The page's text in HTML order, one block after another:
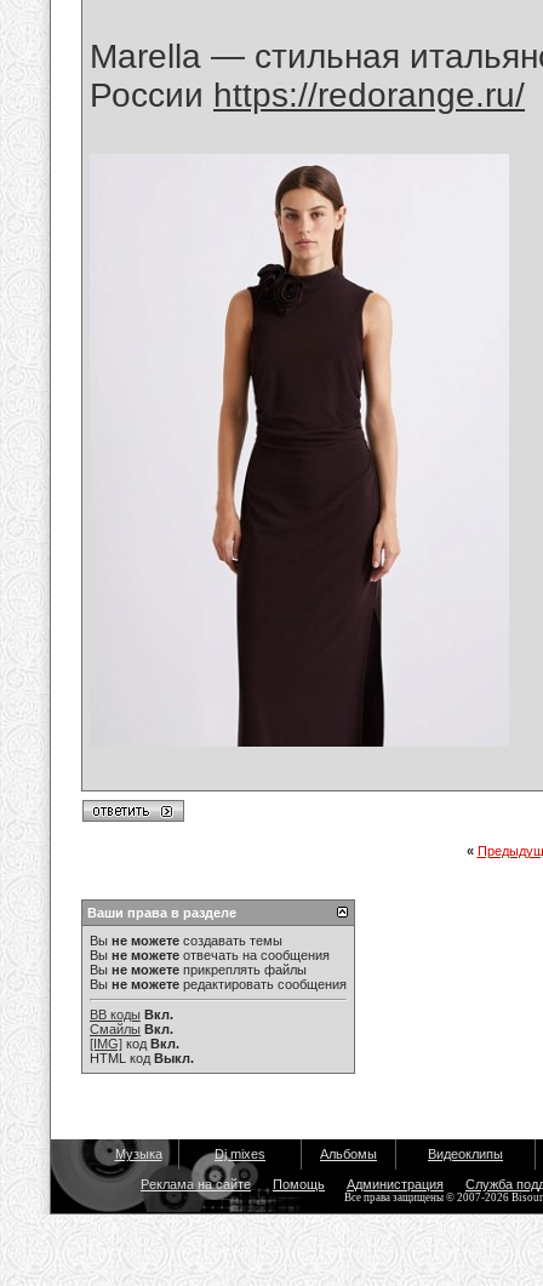
Marella — стильная
России https://redorange.ru/
«
Ваши права в разделе
Вы не можете создавать темы
Вы не можете отвечать на сообщения
Вы не можете прикреплять файлы
Вы не можете редактировать сообщения
BB коды Вкл.
Смайлы Вкл.
[IMG] код Вкл.
HTML код Выкл.
Музыка Dj mixes Альбомы Видеоклипы
Реклама на сайте Помощь Администрация Служба
Все права защищены © 2007-2026